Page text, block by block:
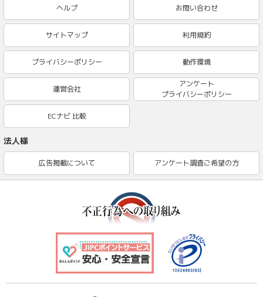
ヘルプ お問い合わせ
サイトマップ 利用規約
プライバシーポリシー 動作環境
運営会社
アンケート
プライバシーポリシー
ECナビ 比較
法人様
広告掲載について アンケート調査ご希望の方